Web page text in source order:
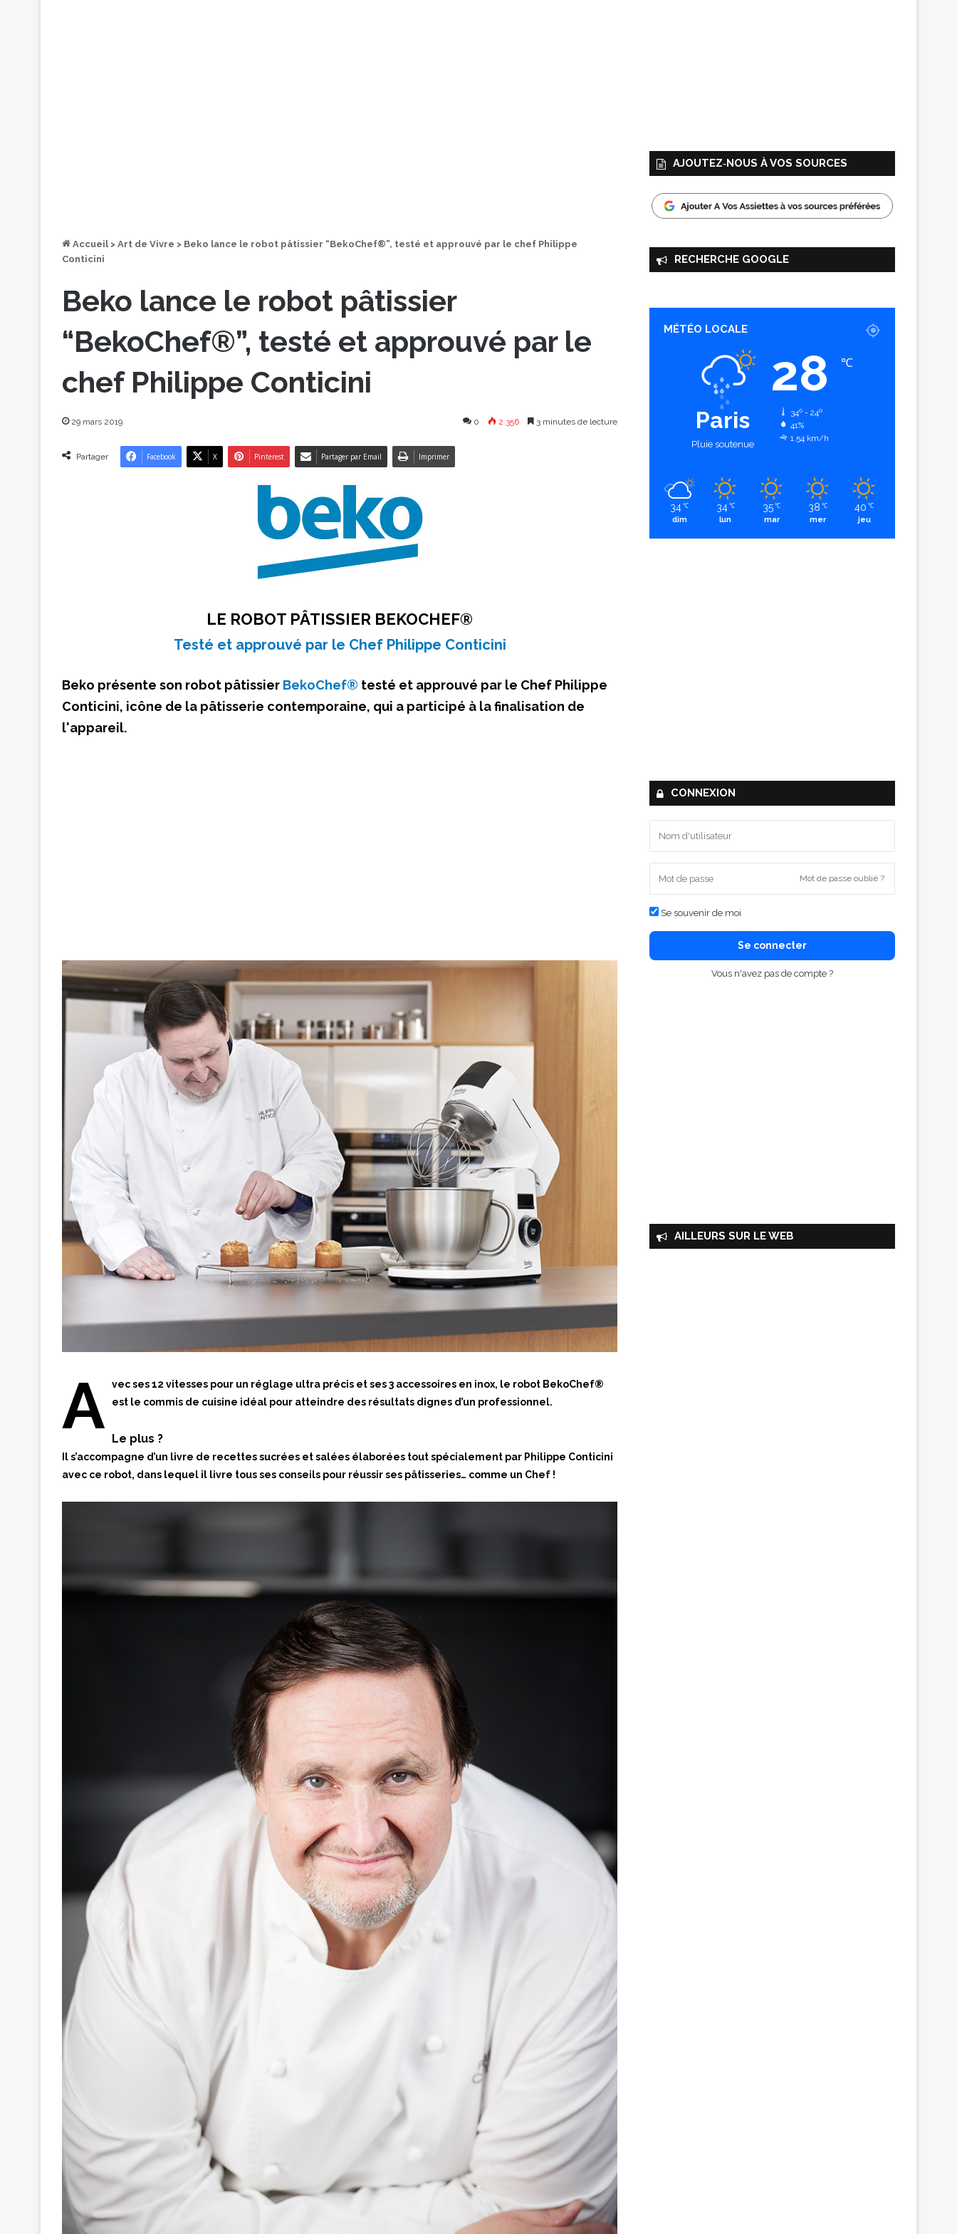
Accueil > Art de Vivre > Beko lance le robot pâtissier “BekoChef®”, testé et approuvé par le chef Philippe
Conticini
Beko lance le robot pâtissier
“BekoChef®”, testé et approuvé par le
chef Philippe Conticini
29 mars 2019 0 2 356 3 minutes de lecture
Partager Facebook X Pinterest Partager par Email Imprimer
LE ROBOT PÂTISSIER BEKOCHEF®
Testé et approuvé par le Chef Philippe Conticini
Beko présente son robot pâtissier BekoChef® testé et approuvé par le Chef Philippe
Conticini, icône de la pâtisserie contemporaine, qui a participé à la finalisation de
l'appareil.
A
vec ses 12 vitesses pour un réglage ultra précis et ses 3 accessoires en inox, le robot BekoChef®
est le commis de cuisine idéal pour atteindre des résultats dignes d’un professionnel.
Le plus ?
Il s’accompagne d’un livre de recettes sucrées et salées élaborées tout spécialement par Philippe Conticini
avec ce robot, dans lequel il livre tous ses conseils pour réussir ses pâtisseries… comme un Chef !
AJOUTEZ‑NOUS À VOS SOURCES
RECHERCHE GOOGLE
MÉTÉO LOCALE
Paris
Pluie soutenue
28 ℃
34º - 24º
41%
1.54 km/h
34 ℃
dim
34 ℃
lun
35 ℃
mar
38 ℃
mer
40 ℃
jeu
CONNEXION
Mot de passe oublié ?
Se souvenir de moi
Se connecter
Vous n'avez pas de compte ?
AILLEURS SUR LE WEB